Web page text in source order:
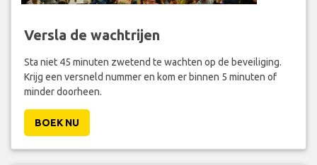
Versla de wachtrijen
Sta niet 45 minuten zwetend te wachten op de beveiliging.
Krijg een versneld nummer en kom er binnen 5 minuten of
minder doorheen.
BOEK NU